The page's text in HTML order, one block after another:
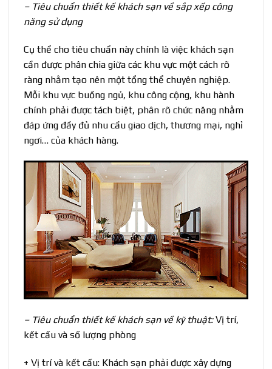
– Tiêu chuẩn thiết kế khách sạn về sắp xếp công
năng sử dụng
Cụ thể cho tiêu chuẩn này chính là việc khách sạn
cần được phân chia giữa các khu vực một cách rõ
ràng nhằm tạo nên một tổng thể chuyên nghiệp.
Mỗi khu vực buồng ngủ, khu công cộng, khu hành
chính phải được tách biệt, phân rõ chức năng nhằm
đáp ứng đầy đủ nhu cầu giao dịch, thương mại, nghỉ
ngơi… của khách hàng.
– Tiêu chuẩn thiết kế khách sạn về kỹ thuật:Vị trí,
kết cấu và số lượng phòng
+ Vị trí và kết cấu: Khách sạn phải được xây dựng